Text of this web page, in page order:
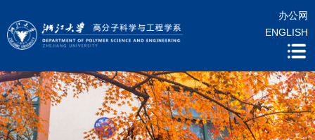
办公网
ENGLISH